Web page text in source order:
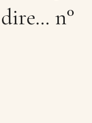
n°